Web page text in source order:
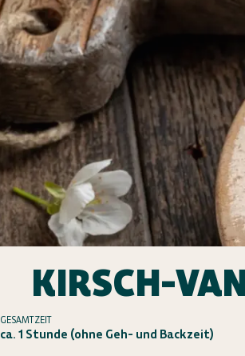
KIRSCH-
GESAMTZEIT
ca. 1 Stunde (ohne Geh- und Backzeit)